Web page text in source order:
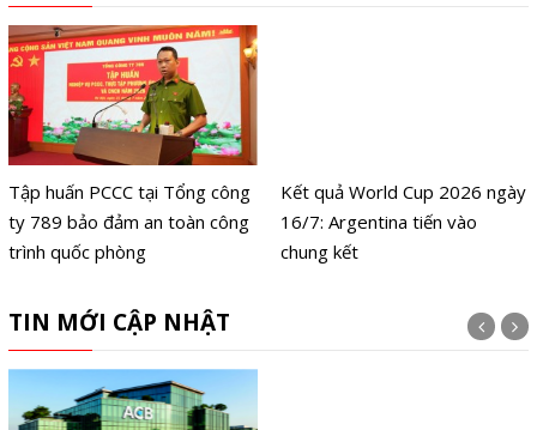
Tập huấn PCCC tại Tổng công
ty 789 bảo đảm an toàn công
trình quốc phòng
Kết quả World Cup 2026 ngày
16/7: Argentina tiến vào
chung kết
TIN MỚI CẬP NHẬT